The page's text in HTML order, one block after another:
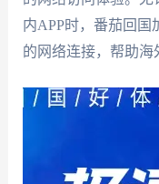
内APP时，番茄回国
的网络连接，帮助海